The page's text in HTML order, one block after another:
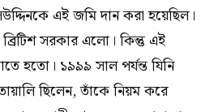
এই জমি দান করা হয়েছিল।
সরকার এলো। কিন্তু এই
হতো। ১৯৯৯ সাল পর্যন্ত যিনি
ছিলেন, তাঁকে নিয়ম করে